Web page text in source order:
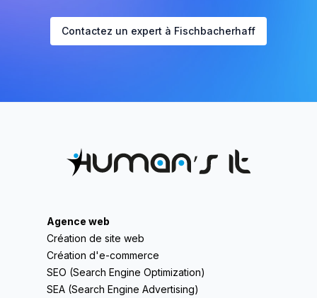
Contactez un expert à Fischbacherhaff
Agence web
Création de site web
Création d'e-commerce
SEO (Search Engine Optimization)
SEA (Search Engine Advertising)